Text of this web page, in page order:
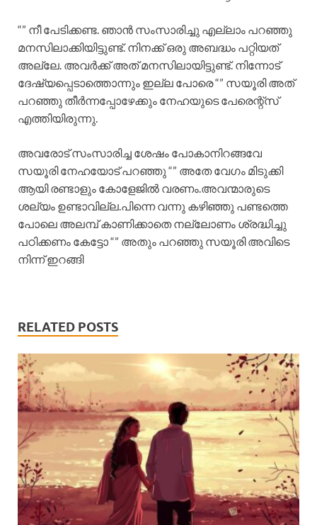
“” നീ പേടിക്കണ്ട. ഞാൻ സംസാരിച്ചു എല്ലാം പറഞ്ഞു
മനസിലാക്കിയിട്ടുണ്ട്. നിനക്ക് ഒരു അബദ്ധം പറ്റിയത്
അല്ലേ. അവർക്ക് അത് മനസിലായിട്ടുണ്ട്. നിന്നോട്
ദേഷ്യപ്പെടാത്തൊന്നും ഇല്ല പോരെ “” സയൂരി അത്
പറഞ്ഞു തീർന്നപ്പോഴേക്കും നേഹയുടെ പേരെന്റ്സ്
എത്തിയിരുന്നു.
അവരോട് സംസാരിച്ച ശേഷം പോകാനിറങ്ങവേ
സയൂരി നേഹയോട് പറഞ്ഞു “” അതേ വേഗം മിടുക്കി
ആയി രണ്ടാളും കോളേജിൽ വരണം.അവന്മാരുടെ
ശല്യം ഉണ്ടാവില്ല.പിന്നെ വന്നു കഴിഞ്ഞു പണ്ടത്തെ
പോലെ അലമ്പ് കാണിക്കാതെ നല്ലോണം ശ്രദ്ധിച്ചു
പഠിക്കണം കേട്ടോ “” അതും പറഞ്ഞു സയൂരി അവിടെ
നിന്ന് ഇറങ്ങി
RELATED POSTS